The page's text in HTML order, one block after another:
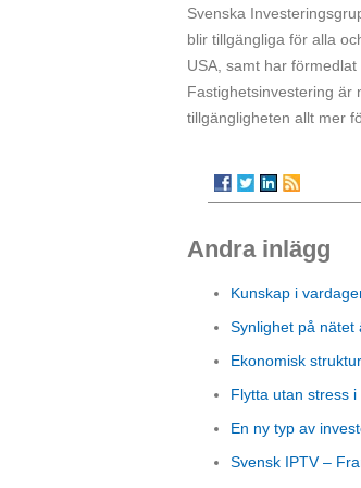
Svenska
blir tillgängliga för alla
USA, samt har
Fastighetsinvestering är
tillgängligheten allt mer
Andra inlägg
Kunskap i
Synlighet på nätet
Ekonomisk
Flytta utan stress
En ny typ av
Svensk IPTV –